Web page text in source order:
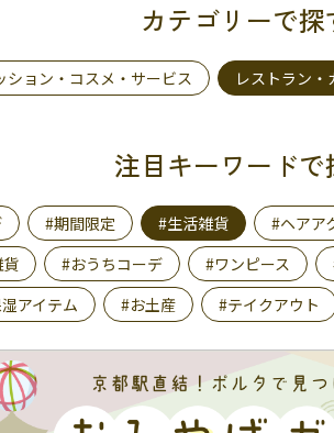
カテゴリーで探
ション・コスメ・サービス レストラン・
注目キーワードで
#期間限定 #生活雑貨 #ヘアア
#おうちコーデ #ワンピース
アイテム #お土産 #テイクアウト